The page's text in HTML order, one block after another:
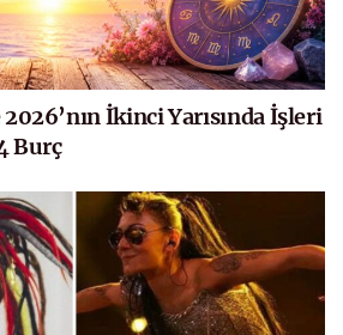
İkinci Yarısında İşleri
Burç